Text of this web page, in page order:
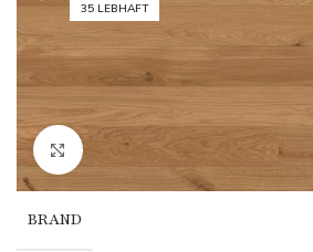
35 LEBHAFT
Click to enlarge
BRAND